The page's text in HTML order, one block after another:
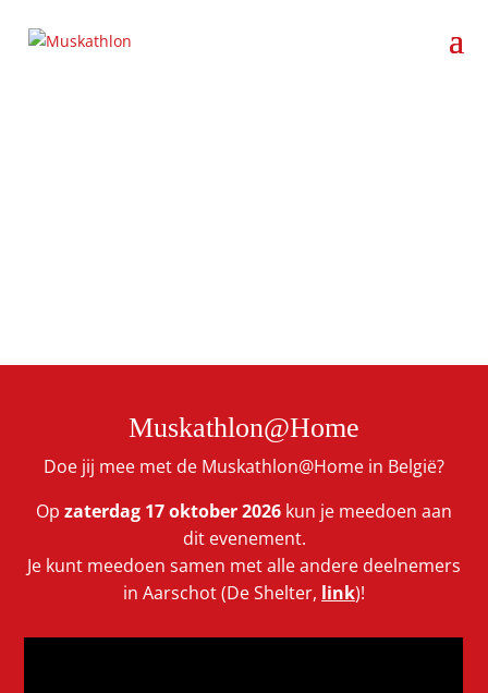
Muskathlon@Home
Doe jij mee met de Muskathlon@Home in België?
Op zaterdag 17 oktober 2026 kun je meedoen aan
dit evenement.
Je kunt meedoen samen met alle andere deelnemers
in Aarschot (De Shelter, link)!